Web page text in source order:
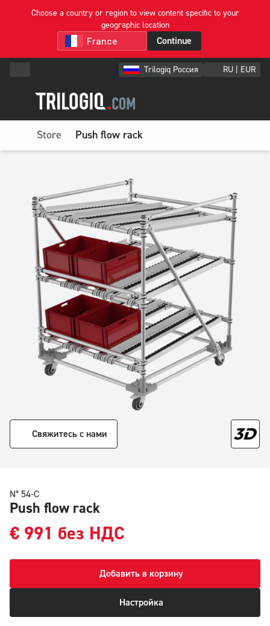
Choose a country or region to view content specific to your
geographic location
Continue
Trilogiq Россия RU | EUR
Store Push flow rack
Свяжитесь с нами
N° 54-C
Push flow rack
€ 991 без НДС
Добавить в корзину
Настройка